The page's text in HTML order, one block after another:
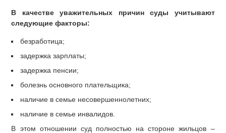
В качестве уважительных причин суды учитывают
следующие факторы:
безработица;
задержка зарплаты;
задержка пенсии;
болезнь основного плательщика;
наличие в семье несовершеннолетних;
наличие в семье инвалидов.
В этом отношении суд полностью на стороне жильцов –